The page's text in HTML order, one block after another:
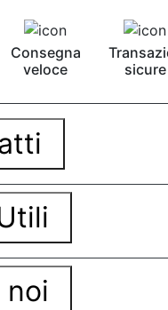
Consegna
veloce
sicure
noi